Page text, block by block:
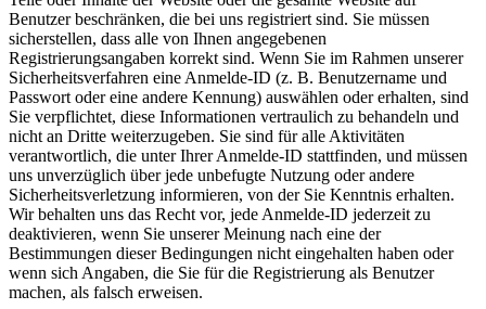
Benutzer beschränken, die bei uns registriert sind. Sie müssen
sicherstellen, dass alle von Ihnen angegebenen
Registrierungsangaben korrekt sind. Wenn Sie im Rahmen unserer
Sicherheitsverfahren eine Anmelde-ID (z. B. Benutzername und
Passwort oder eine andere Kennung) auswählen oder erhalten, sind
Sie verpflichtet, diese Informationen vertraulich zu behandeln und
nicht an Dritte weiterzugeben. Sie sind für alle Aktivitäten
verantwortlich, die unter Ihrer Anmelde-ID stattfinden, und müssen
uns unverzüglich über jede unbefugte Nutzung oder andere
Sicherheitsverletzung informieren, von der Sie Kenntnis erhalten.
Wir behalten uns das Recht vor, jede Anmelde-ID jederzeit zu
deaktivieren, wenn Sie unserer Meinung nach eine der
Bestimmungen dieser Bedingungen nicht eingehalten haben oder
wenn sich Angaben, die Sie für die Registrierung als Benutzer
machen, als falsch erweisen.